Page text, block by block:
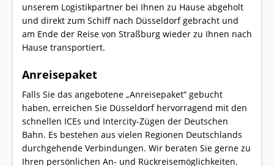
unserem Logistikpartner bei Ihnen zu Hause abgeholt
und direkt zum Schiff nach Düsseldorf gebracht und
am Ende der Reise von Straßburg wieder zu Ihnen nach
Hause transportiert.
Anreisepaket
Falls Sie das angebotene „Anreisepaket“ gebucht
haben, erreichen Sie Düsseldorf hervorragend mit den
schnellen ICEs und Intercity-Zügen der Deutschen
Bahn. Es bestehen aus vielen Regionen Deutschlands
durchgehende Verbindungen. Wir beraten Sie gerne zu
Ihren persönlichen An- und Rückreisemöglichkeiten.